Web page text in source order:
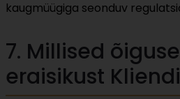
kaugmüügiga seonduv
7. Millised
eraisikust